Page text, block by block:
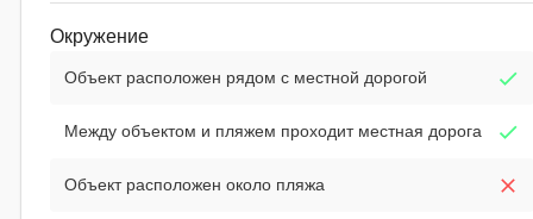
Окружение
Объект расположен рядом с местной дорогой
Между объектом и пляжем проходит местная дорога
Объект расположен около пляжа